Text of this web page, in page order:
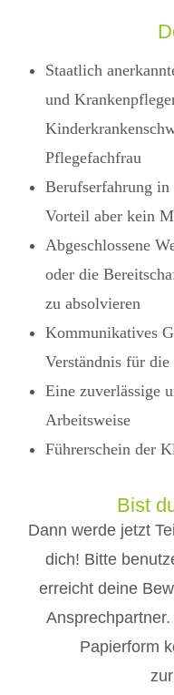
Staatlich
und
Pflegefachfrau
Berufserfahrung in
Vorteil aber kein
Abgeschlossene
oder die
zu absolvieren
Kommunikatives
Verständnis für die
Eine zuverlässige
Arbeitsweise
Führerschein der
Bist
Dann werde jetzt
dich! Bitte
erreicht deine
Papierform